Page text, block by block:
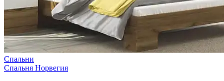
Спальни
Спальня Норвегия